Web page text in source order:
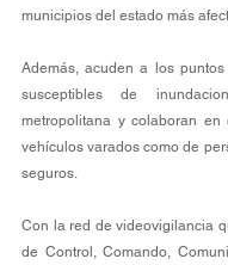
municipios del estado más
Además, acuden a los
susceptibles de
metropolitana y colaboran
vehículos varados como de
seguros.
Con la red de videovigilancia
de Control, Comando,